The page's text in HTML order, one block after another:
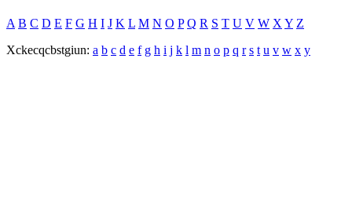
A B C D E F G H I J K L M N O P Q R S T U V W X Y Z
Xckecqcbstgiun: a b c d e f g h i j k l m n o p q r s t u v w x y